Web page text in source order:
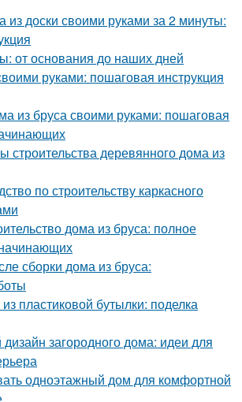
из доски своими руками за 2 минуты:
от основания до наших дней
руками: пошаговая инструкция
из бруса своими руками: пошаговая
строительства деревянного дома из
по строительству каркасного
дома из бруса: полное
сборки дома из бруса:
пластиковой бутылки: поделка
загородного дома: идеи для
одноэтажный дом для комфортной